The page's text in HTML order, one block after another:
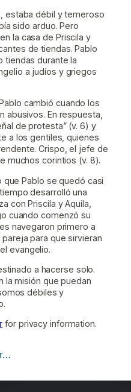
estaba débil y temeroso
sido arduo. Pero
la casa de Priscila y
de tiendas. Pablo
tiendas durante la
a judíos y griegos
cambió cuando los
abusivos. En respuesta,
de protesta” (v. 6) y
a los gentiles, quienes
Crispo, el jefe de
muchos corintios (v. 8).
que Pablo se quedó casi
desarrolló una
con Priscila y Aquila,
cuando comenzó su
navegaron primero a
para que sirvieran
evangelio.
a hacerse solo.
la misión que puedan
débiles y
for privacy information.